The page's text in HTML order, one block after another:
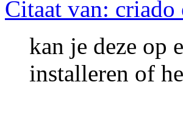
Citaat van:
kan je deze op
installeren of